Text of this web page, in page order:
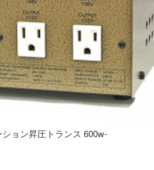
ョン昇圧トランス 600w-